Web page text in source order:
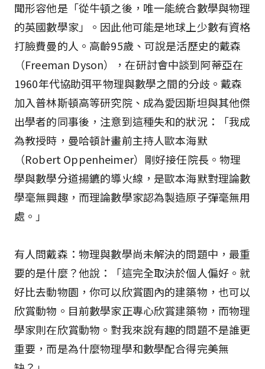
聞形容他是「從牛頓之後，唯一能統合數學與物理
的英國數學家」。因此他可能是地球上少數有資格
打臉費曼的人。高齡95歲、可說是活歷史的戴森
（Freeman Dyson），在研討會中談到阿蒂亞在
1960年代協助弭平物理與數學之間的分歧。戴森
加入普林斯頓高等研究院、成為愛因斯坦與其他傑
出學者的同事後，注意到這種失和的狀況：「我成
為教授時，曼哈頓計畫前主持人歐本海默
（Robert Oppenheimer）剛好接任院長。物理
學與數學分道揚鑣的導火線，是歐本海默對理論數
學毫無興趣，而理論數學家認為製造原子彈毫無用
處。」
有人問戴森：物理與數學尚未解決的問題中，最重
要的是什麼？他說：「這完全取決於個人偏好。就
好比去動物園，你可以欣賞園內的建築物，也可以
欣賞動物。目前數學家正專心欣賞建築物，而物理
學家則在欣賞動物。對我來說有趣的問題不是誰更
重要，而是為什麼物理學和數學配合得完美無